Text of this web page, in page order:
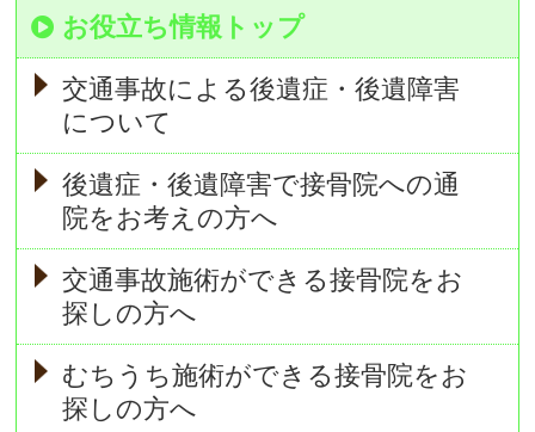
お役立ち情報トップ
交通事故による後遺症・後遺障害
について
後遺症・後遺障害で接骨院への通
院をお考えの方へ
交通事故施術ができる接骨院をお
探しの方へ
むちうち施術ができる接骨院をお
探しの方へ